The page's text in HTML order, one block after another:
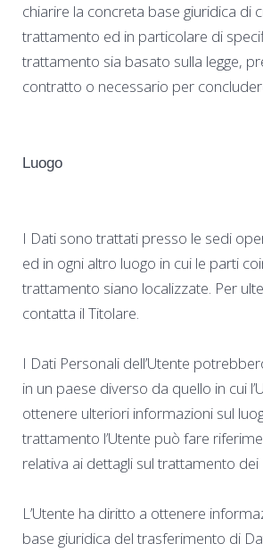
chiarire la concreta base giuridica di
trattamento ed in particolare di
trattamento sia basato sulla legge,
contratto o necessario per
Luogo
I Dati sono trattati presso le sedi
ed in ogni altro luogo in cui le parti
trattamento siano localizzate. Per
contatta il Titolare.
I Dati Personali dell’Utente
in un paese diverso da quello in cui
ottenere ulteriori informazioni sul
trattamento l’Utente può fare
relativa ai dettagli sul trattamento dei
L’Utente ha diritto a ottenere
base giuridica del trasferimento di